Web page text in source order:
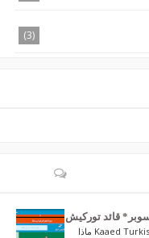
(3)
قائد توركيش
هذا التطبيق هو النسخة المطوّرة عن تطبيقنا الأول Kaaed Turkish ماذا